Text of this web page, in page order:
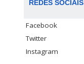
REDES SOCIAIS
Facebook
Twitter
Instagram